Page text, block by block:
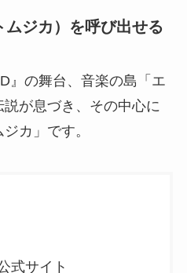
ジカ）を呼び出せる
』の舞台、音楽の島「エ
が息づき、その中心に
カ」です。
式サイト